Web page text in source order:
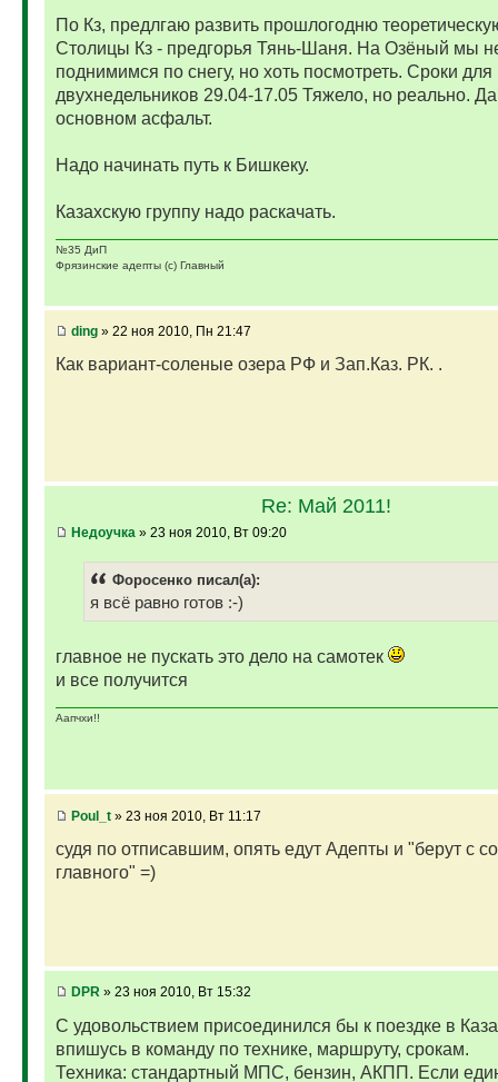
По Кз, предлгаю развить прошлогодню
Столицы Кз - предгорья Тянь-Шаня. На Озёный мы
поднимимся по снегу, но хоть посмотреть. Сроки для
двухнедельников 29.04-17.05 Тяжело, но реально. Да
основном асфальт.
Надо начинать путь к Бишкеку.
Казахскую группу надо раскачать.
№35 ДиП
Фрязинские адепты (с) Главный
ding» 22 ноя 2010, Пн 21:47
Как вариант-соленые озера РФ и Зап.Каз. РК. .
Re: Май 2011!
Недоучка» 23 ноя 2010, Вт 09:20
Фopoceнкo писал(а):
я всё равно готов :-)
главное не пускать это дело на самотек
и все получится
Аапчхи!!
Poul_t» 23 ноя 2010, Вт 11:17
судя по отписавшим, опять едут Адепты и "берут с
главного" =)
DPR» 23 ноя 2010, Вт 15:32
С удовольствием присоединился бы к поездке в
впишусь в команду по технике, маршруту, срокам.
Техника: стандартный МПС, бензин, АКПП. Если